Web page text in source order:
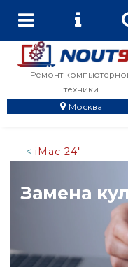
Ремонт
техники
Москва
iMac 24"
Замена